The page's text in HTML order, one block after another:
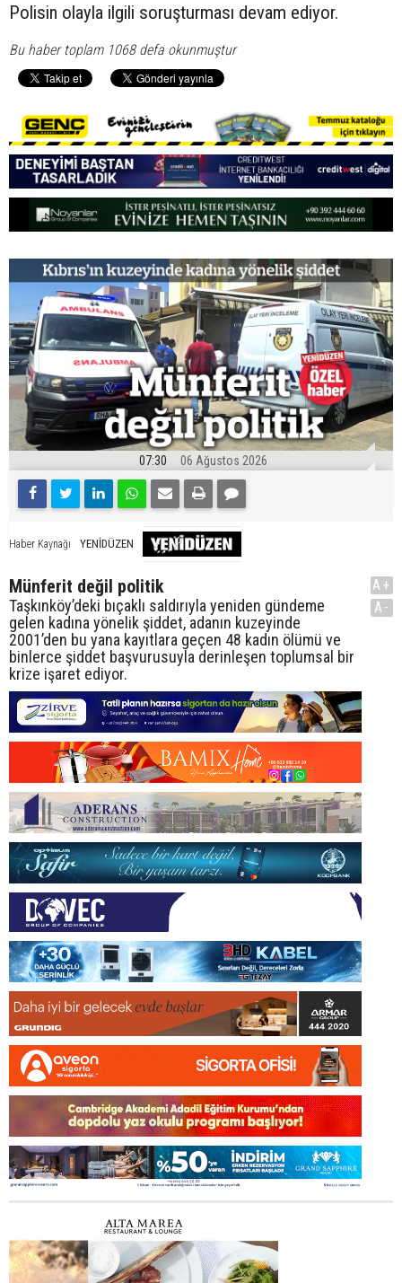
Polisin olayla ilgili soruşturması devam ediyor.
Bu haber toplam 1068 defa okunmuştur
07:30 06 Ağustos 2026
Haber Kaynağı YENİDÜZEN
Münferit değil politik
Taşkınköy’deki bıçaklı saldırıyla yeniden gündeme
gelen kadına yönelik şiddet, adanın kuzeyinde
2001’den bu yana kayıtlara geçen 48 kadın ölümü ve
binlerce şiddet başvurusuyla derinleşen toplumsal bir
krize işaret ediyor.
A+
A-